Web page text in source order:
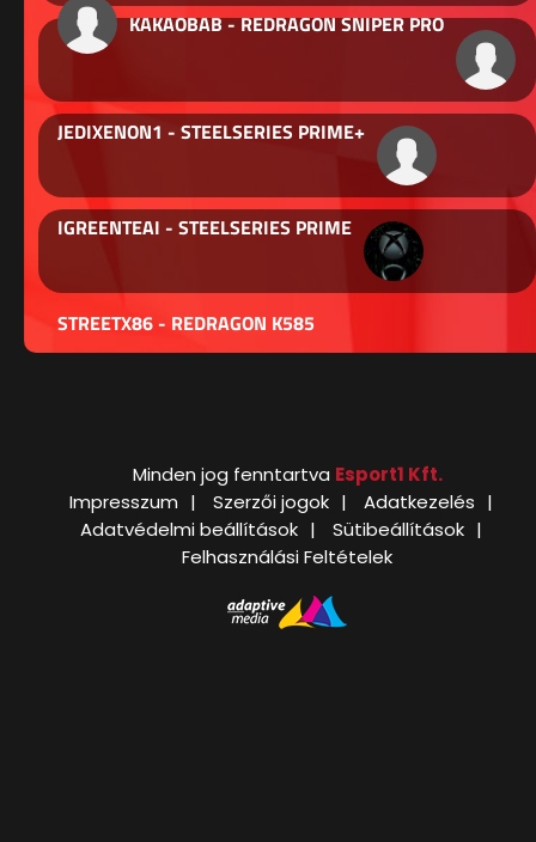
KAKAOBAB - REDRAGON SNIPER PRO
JEDIXENON1 - STEELSERIES PRIME+
IGREENTEAI - STEELSERIES PRIME
STREETX86 - REDRAGON K585
Minden jog fenntartva Esport1 Kft.
Impresszum
Szerzői jogok
Adatkezelés
Adatvédelmi beállítások
Sütibeállítások
Felhasználási Feltételek